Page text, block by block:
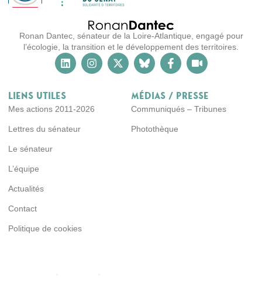
Ronan Dantec, sénateur de la Loire-Atlantique, engagé pour
l’écologie, la transition et le développement des territoires.
Liens utiles
Mes actions 2011-2026
Lettres du sénateur
Le sénateur
L’équipe
Actualités
Contact
Politique de cookies
Médias / Presse
Communiqués – Tribunes
Photothèque